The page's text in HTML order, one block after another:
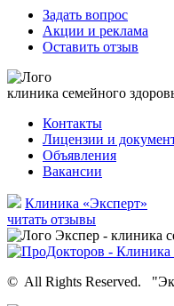
Задать вопрос
Акции и реклама
Оставить отзыв
клиника семейного
Контакты
Лицензии и
Объявления
Вакансии
Клиника «Эксперт»
читать отзывы
© All Rights Reserved.